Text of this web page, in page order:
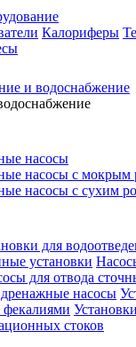
Калориферы
и водоснабжение
насосы
насосы с мокрым
насосы с сухим
для
установки
для отвода
насосы
фекалиями
стоков